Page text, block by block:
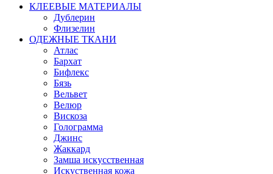
КЛЕЕВЫЕ МАТЕРИАЛЫ
Дублерин
Флизелин
ОДЕЖНЫЕ ТКАНИ
Атлас
Бархат
Бифлекс
Бязь
Вельвет
Велюр
Вискоза
Голограмма
Джинс
Жаккард
Замша искусственная
Искуственная кожа